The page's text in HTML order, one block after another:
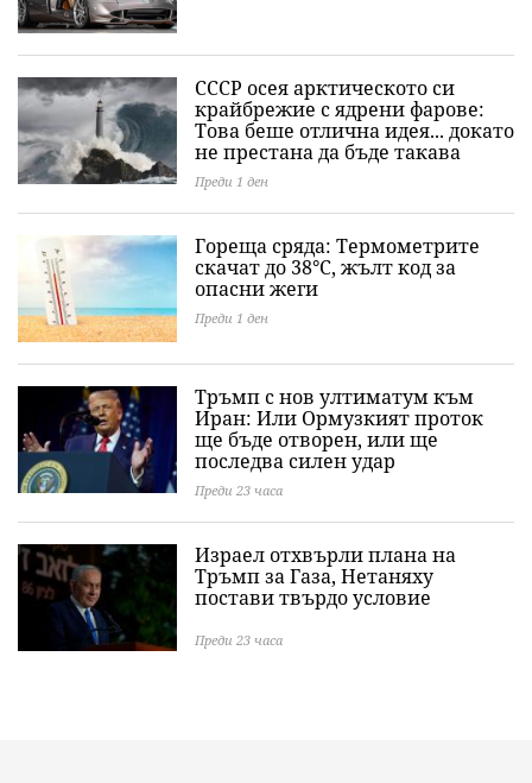
СССР осея арктическото си
крайбрежие с ядрени фарове:
Това беше отлична идея... докато
не престана да бъде такава
Преди 1 ден
Гореща сряда: Термометрите
скачат до 38°C, жълт код за
опасни жеги
Преди 1 ден
Тръмп с нов ултиматум към
Иран: Или Ормузкият проток
ще бъде отворен, или ще
последва силен удар
Преди 23 часа
Израел отхвърли плана на
Тръмп за Газа, Нетаняху
постави твърдо условие
Преди 23 часа